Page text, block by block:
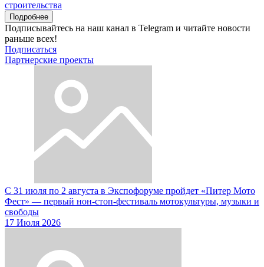
строительства
Подробнее
Подписывайтесь на наш канал в Telegram и читайте новости
раньше всех!
Подписаться
Партнерские проекты
С 31 июля по 2 августа в Экспофоруме пройдет «Питер Мото
Фест» — первый нон-стоп-фестиваль мотокультуры, музыки и
свободы
17 Июля 2026